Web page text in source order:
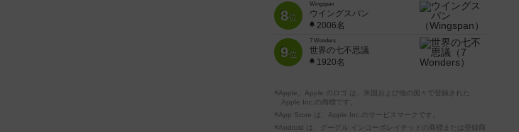
8位
Wingspan
ウイングスパン
2006名
9位
7 Wonders
世界の七不思議
1920名
※Apple、Apple のロゴ は、米国および他の国々で登録された
Apple Inc.の商標です。
※App Store は、Apple Inc.のサービスマークです。
※Android は、グーグル インコーポレイテッドの商標または登録商